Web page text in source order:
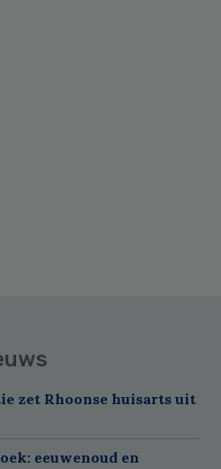
zet Rhoonse huisarts uit
eeuwenoud en